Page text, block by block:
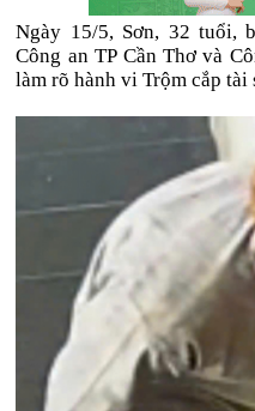
Ngày 15/5, Sơn, 32 tuổi,
Công an TP Cần Thơ và
làm rõ hành vi Trộm cắp tài